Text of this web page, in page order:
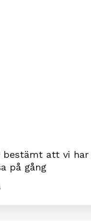
bestämt att vi har
på gång